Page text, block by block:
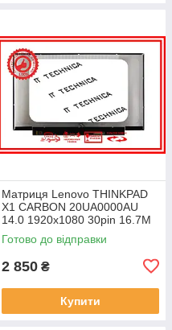
Матриця Lenovo THINKPAD
X1 CARBON 20UA0000AU
14.0 1920x1080 30pin 16.7M
45% NTSC 300 cd/m² для
ноутбука
Готово до відправки
2 850 ₴
Купити